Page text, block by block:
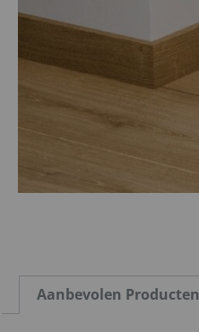
Aanbevolen Producten